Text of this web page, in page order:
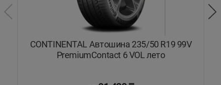
CONTINENTAL Автошина 235/50 R19 99V
PremiumContact 6 VOL лето